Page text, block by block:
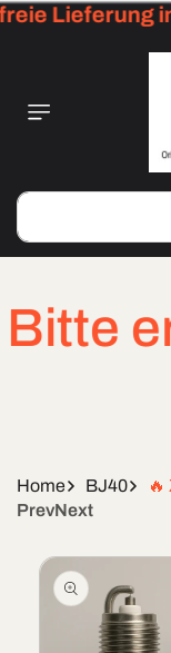
Skip To
Lieferung
Home BJ40
PrevNext
Skip To
Product
Information